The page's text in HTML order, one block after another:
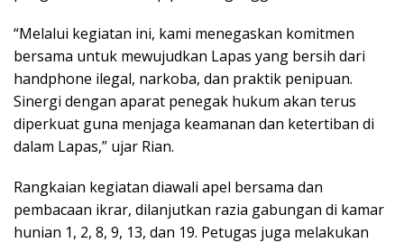
“Melalui kegiatan ini, kami menegaskan komitmen
bersama untuk mewujudkan Lapas yang bersih dari
handphone ilegal, narkoba, dan praktik penipuan.
Sinergi dengan aparat penegak hukum akan terus
diperkuat guna menjaga keamanan dan ketertiban di
dalam Lapas,” ujar Rian.
Rangkaian kegiatan diawali apel bersama dan
pembacaan ikrar, dilanjutkan razia gabungan di kamar
hunian 1, 2, 8, 9, 13, dan 19. Petugas juga melakukan